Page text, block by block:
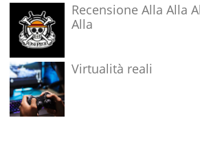
Recensione Alla Alla
Alla
Virtualità reali